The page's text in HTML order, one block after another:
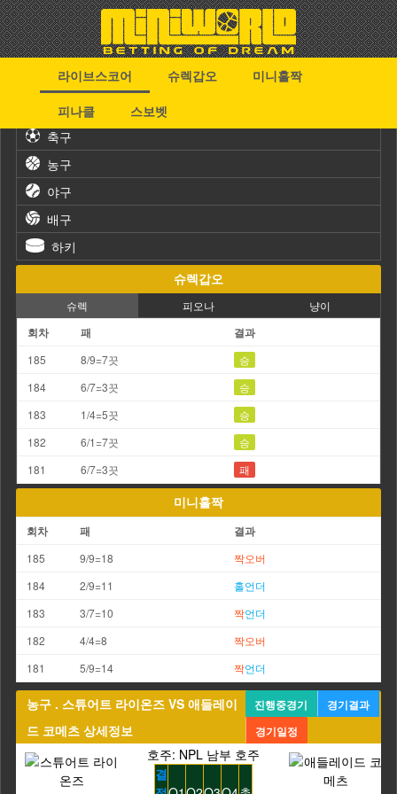
라이브스코어 슈렉갑오
미니홀짝
피나클
스보벳
축구
농구
야구
배구
하키
슈렉갑오
슈렉 피오나 냥이
회차 패 결과
185 8/9=7끗
승
184
6/7=3끗
승
183
1/4=5끗
승
182
6/1=7끗
승
181
6/7=3끗 패
미니홀짝
회차 패 결과
185 9/9=18 짝오버
184
2/9=11 홀언더
183
3/7=10 짝언더
182
4/4=8 짝오버
181
5/9=14 짝언더
농구 . 스튜어트 라이온즈 VS 애들레이
드 코메츠 상세정보
진행중경기
경기결과
경기일정
호주: NPL 남부 호주
결